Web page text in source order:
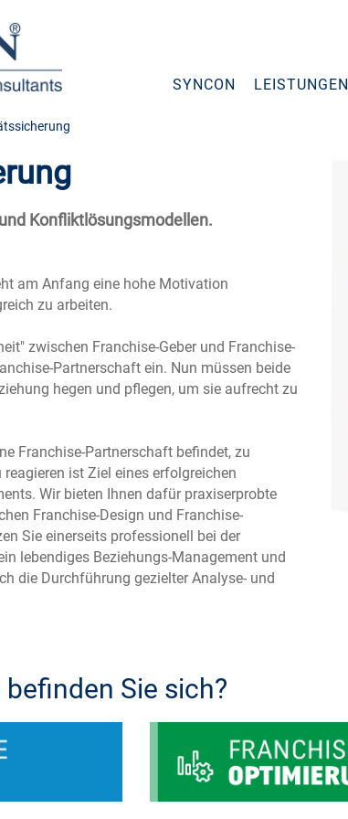
SYNCON LEISTUNGEN
Konfliktlösungsmodellen.
am Anfang eine hohe Motivation
zu arbeiten.
zwischen Franchise-Geber und Franchise-
Partnerschaft ein. Nun müssen beide
hegen und pflegen, um sie aufrecht zu
Franchise-Partnerschaft befindet, zu
ist Ziel eines erfolgreichen
Wir bieten Ihnen dafür praxiserprobte
Franchise-Design und Franchise-
Sie einerseits professionell bei der
lebendiges Beziehungs-Management und
die Durchführung gezielter Analyse- und
Sie sich?